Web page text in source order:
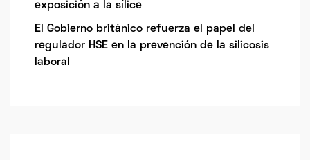
exposición a la sílice
El Gobierno británico refuerza el papel del
regulador HSE en la prevención de la silicosis
laboral